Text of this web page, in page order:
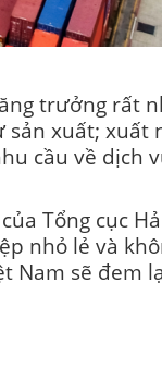
trưởng rất
sản xuất; xuất
cầu về dịch
Tổng cục
nhỏ lẻ và
Nam sẽ đem